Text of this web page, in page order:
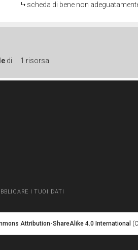
scheda di bene non
di 1 risorsa
I TUOI DATI
Attribution-ShareAlike 4.0 International